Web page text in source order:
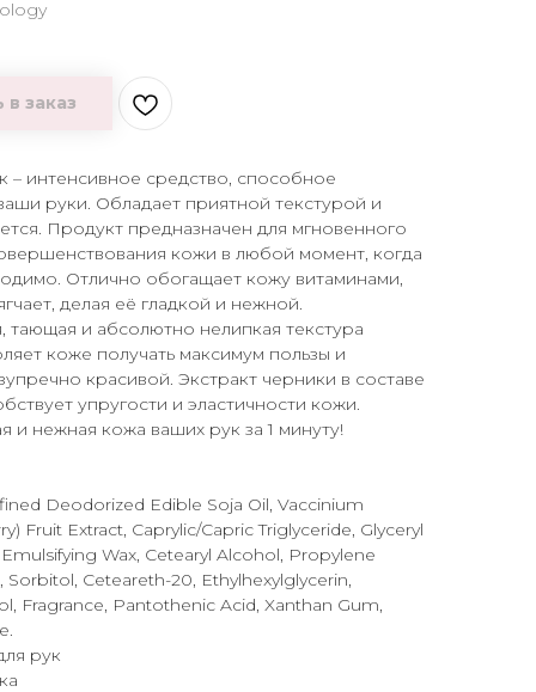
заказ
– интенсивное средство, способное
руки. Обладает приятной текстурой и
Продукт предназначен для мгновенного
кожи в любой момент, когда
Отлично обогащает кожу витаминами,
делая её гладкой и нежной.
тающая и абсолютно нелипкая текстура
коже получать максимум пользы и
красивой. Экстракт черники в составе
упругости и эластичности кожи.
и нежная кожа ваших рук за 1 минуту!
Deodorized Edible Soja Oil, Vaccinium
Fruit Extract, Caprylic/Capric Triglyceride, Glyceryl
Wax, Cetearyl Alcohol, Propylene
Sorbitol, Ceteareth-20, Ethylhexylglycerin,
Fragrance, Pantothenic Acid, Xanthan Gum,
рук